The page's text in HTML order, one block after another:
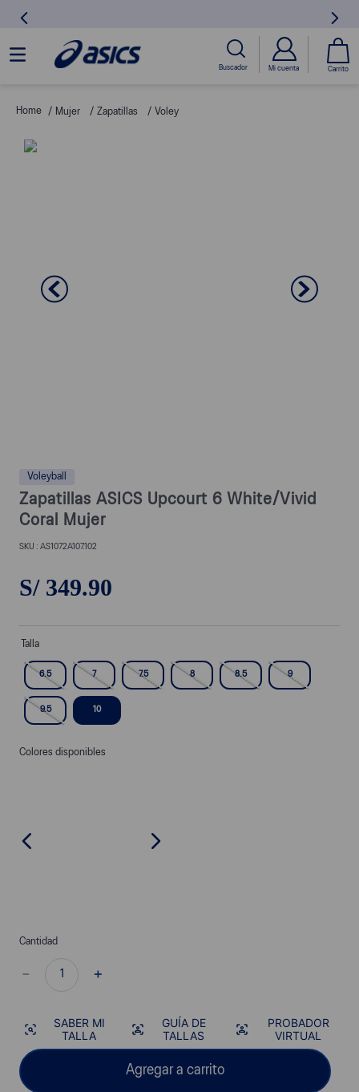
Mujer Zapatillas Voley
Voleyball
Zapatillas ASICS Upcourt 6 White/Vivid
Coral Mujer
AS1072A107.102
S/ 349.90
Talla
6.5 7 7.5 8 8.5 9
9.5 10
Colores disponibles
Cantidad
＋
－
SABER MI
TALLA
GUÍA DE
TALLAS
PROBADOR
VIRTUAL
Agregar a carrito